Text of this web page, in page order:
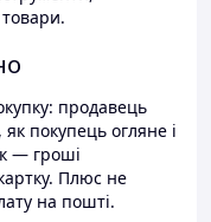
продавець
покупець огляне і
— гроші
Плюс не
на пошті.